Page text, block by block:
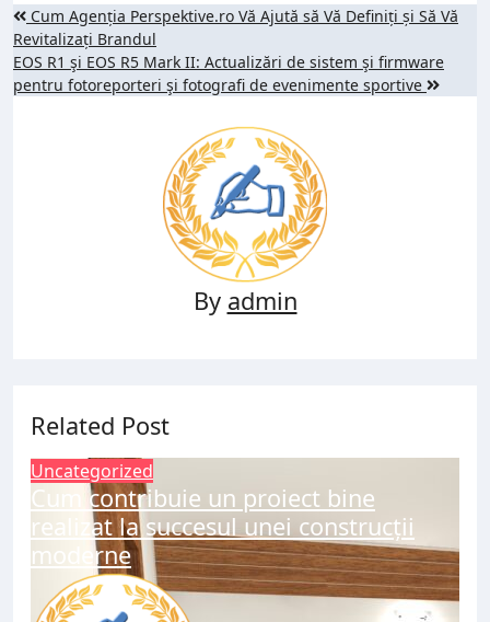
Post
navigation
Cum Agenția Perspektive.ro Vă Ajută să Vă Definiți și Să Vă
Revitalizați Brandul
EOS R1 şi EOS R5 Mark II: Actualizări de sistem şi firmware
pentru fotoreporteri şi fotografi de evenimente sportive
By admin
Related Post
Uncategorized
Cum contribuie un proiect bine
realizat la succesul unei construcții
moderne